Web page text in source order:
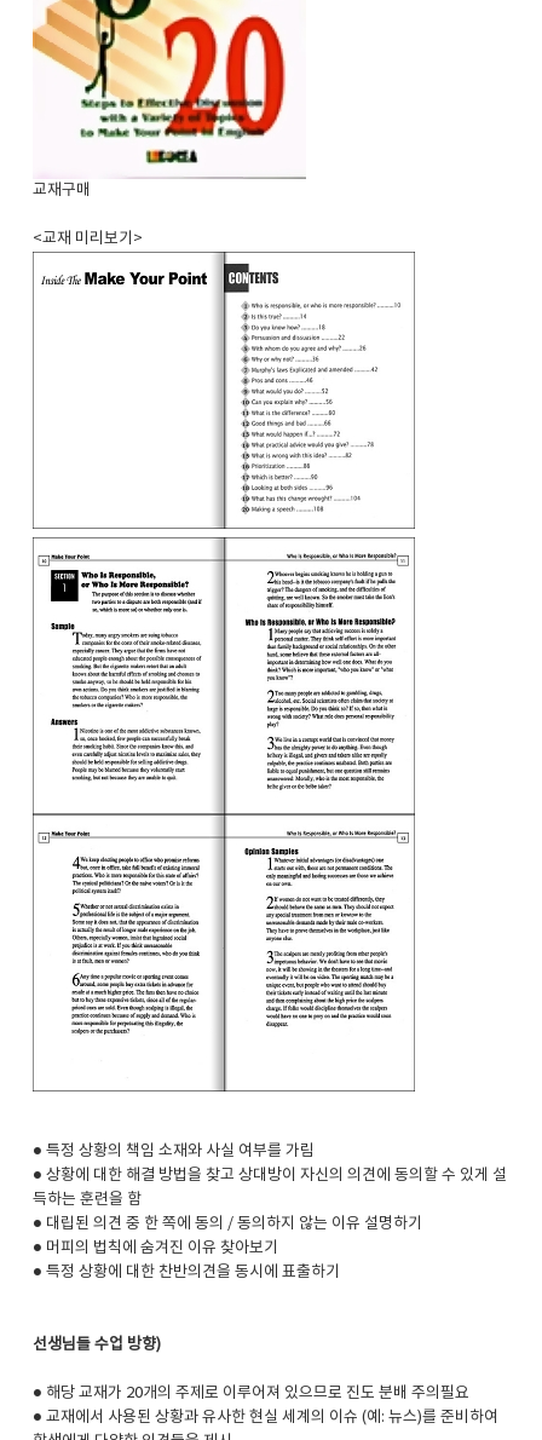
교재구매
<교재 미리보기>
● 특정 상황의 책임 소재와 사실 여부를 가림
● 상황에 대한 해결 방법을 찾고 상대방이 자신의 의견에 동의할 수 있게 설
득하는 훈련을 함
● 대립된 의견 중 한 쪽에 동의 / 동의하지 않는 이유 설명하기
● 머피의 법칙에 숨겨진 이유 찾아보기
● 특정 상황에 대한 찬반의견을 동시에 표출하기
선생님들 수업 방향)
● 해당 교재가 20개의 주제로 이루어져 있으므로 진도 분배 주의필요
● 교재에서 사용된 상황과 유사한 현실 세계의 이슈 (예: 뉴스)를 준비하여